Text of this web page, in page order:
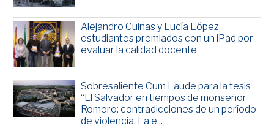
Alejandro Cuiñas y Lucía López,
estudiantes premiados con un iPad por
evaluar la calidad docente
Sobresaliente Cum Laude para la tesis
“El Salvador en tiempos de monseñor
Romero: contradicciones de un período
de violencia. La e...